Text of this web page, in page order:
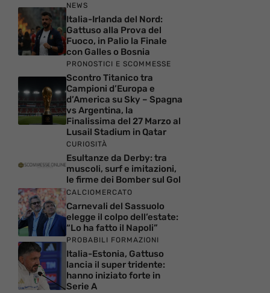
NEWS
Italia-Irlanda del Nord:
Gattuso alla Prova del
Fuoco, in Palio la Finale
con Galles o Bosnia
PRONOSTICI E SCOMMESSE
Scontro Titanico tra
Campioni d’Europa e
d’America su Sky – Spagna
vs Argentina, la
Finalissima del 27 Marzo al
Lusail Stadium in Qatar
CURIOSITÀ
Esultanze da Derby: tra
muscoli, surf e imitazioni,
le firme dei Bomber sul Gol
CALCIOMERCATO
Carnevali del Sassuolo
elegge il colpo dell’estate:
“Lo ha fatto il Napoli”
PROBABILI FORMAZIONI
Italia-Estonia, Gattuso
lancia il super tridente:
hanno iniziato forte in
Serie A